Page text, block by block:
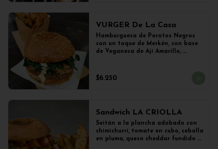
VURGER De La Casa
Hamburguesa de Porotos Negros
con un toque de Merkén, con base
de Veganesa de Ají Amarillo,
salteados con cebolla
caramelizada y lechuga con
$6.250
Sandwich LA CRIOLLA
Seitán a la plancha adobado con
chimichurri, tomate en cubo, cebolla
en pluma, queso cheddar fundido y